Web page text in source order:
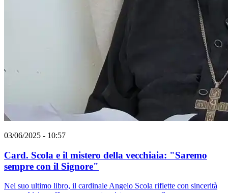
03/06/2025 - 10:57
Card. Scola e il mistero della vecchiaia: "Saremo
sempre con il Signore"
Nel suo ultimo libro, il cardinale Angelo Scola riflette con sincerità